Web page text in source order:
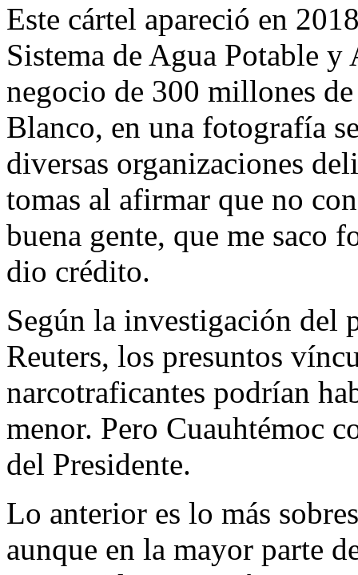
Este cártel apareció en
Sistema de Agua Potable
negocio de 300 millones
Blanco, en una fotografía
diversas organizaciones
tomas al afirmar que no
buena gente, que me saco
dio crédito.
Según la investigación del
Reuters, los presuntos
narcotraficantes podrían
menor. Pero Cuauhtémoc
del Presidente.
Lo anterior es lo más
aunque en la mayor parte